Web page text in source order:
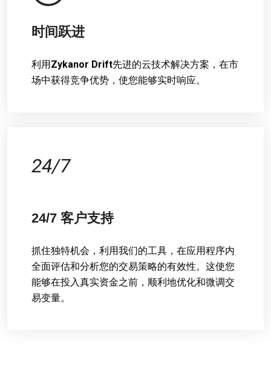
时间跃进
利用Zykanor Drift先进的云技术解决方案，在市
场中获得竞争优势，使您能够实时响应。
24/7
24/7 客户支持
抓住独特机会，利用我们的工具，在应用程序内
全面评估和分析您的交易策略的有效性。这使您
能够在投入真实资金之前，顺利地优化和微调交
易变量。